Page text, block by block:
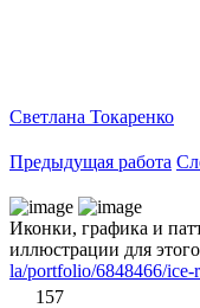
Светлана Токаренко
Предыдущая работа
Иконки, графика и
иллюстрации для
la/portfolio/6848466/ice-
157